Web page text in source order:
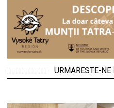
URMARESTE-NE